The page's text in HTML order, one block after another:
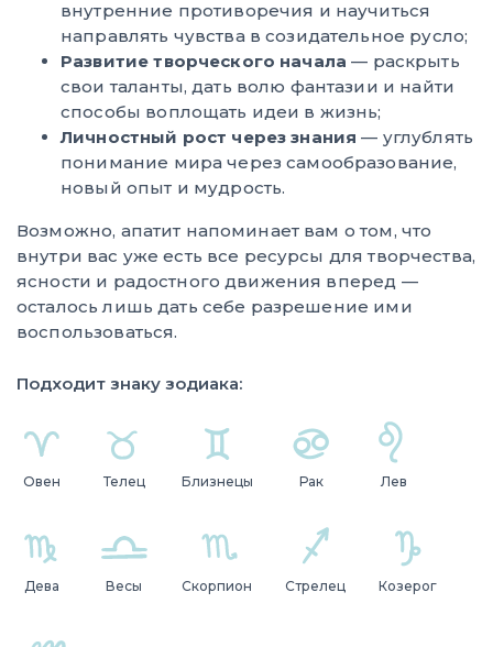
внутренние противоречия и научиться
направлять чувства в созидательное русло;
Развитие творческого начала — раскрыть
свои таланты, дать волю фантазии и найти
способы воплощать идеи в жизнь;
Личностный рост через знания — углублять
понимание мира через самообразование,
новый опыт и мудрость.
Возможно, апатит напоминает вам о том, что
внутри вас уже есть все ресурсы для творчества,
ясности и радостного движения вперед —
осталось лишь дать себе разрешение ими
воспользоваться.
Подходит знаку зодиака:
Овен Телец Близнецы Рак Лев
Дева Весы Скорпион Стрелец Козерог